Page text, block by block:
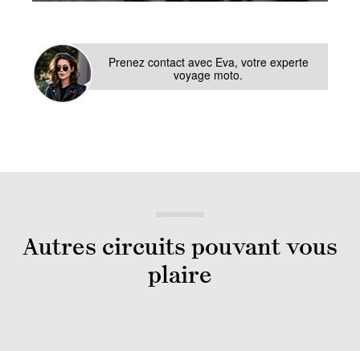
Prenez contact avec Eva, votre experte
voyage moto.
Autres circuits pouvant vous
plaire